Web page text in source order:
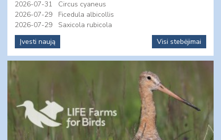
2026-07-31
Circus cyaneus
2026-07-29
Ficedula albicollis
2026-07-29
Saxicola rubicola
Įvesti naują
Visi stebėjimai